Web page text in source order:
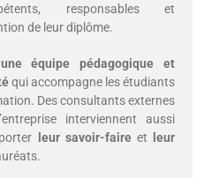
responsables et
de leur diplôme.
une équipe pédagogique et
qui accompagne les étudiants
Des consultants externes
interviennent aussi
leur savoir-faireet
leur